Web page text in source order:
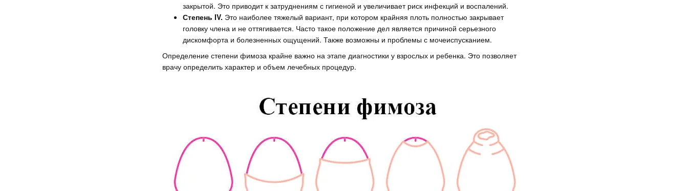
закрытой. Это приводит к затруднениям с гигиеной и увеличивает риск инфекций и воспалений.
Степень IV. Это наиболее тяжелый вариант, при котором крайняя плоть полностью закрывает
головку члена и не оттягивается. Часто такое положение дел является причиной серьезного
дискомфорта и болезненных ощущений. Также возможны и проблемы с мочеиспусканием.
Определение степени фимоза крайне важно на этапе диагностики у взрослых и ребенка. Это позволяет
врачу определить характер и объем лечебных процедур.